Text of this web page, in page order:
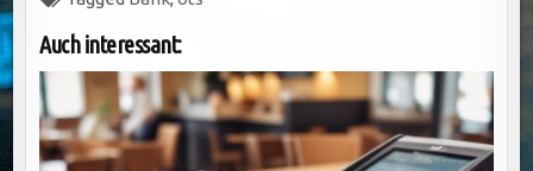
Auch interessant: